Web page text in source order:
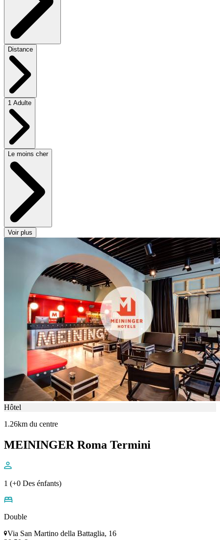
Distance
1 Adulte
Le moins cher
Voir plus
Hôtel
1.26km du centre
MEININGER Roma Termini
1 (+0 Des énfants)
Double
Via San Martino della Battaglia, 16